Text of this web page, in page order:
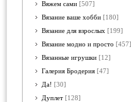
Вяжем сами [507]
Вязание ваше хобби [180]
Вязание для взрослых [199]
Вязание модно и просто [457]
Вязанные игрушки [12]
Галерия Бродерия [47]
Да! [30]
Дуплет [128]